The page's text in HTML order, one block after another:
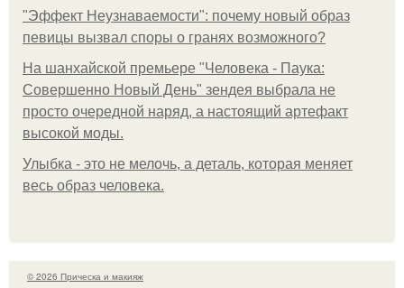
"Эффект Неузнаваемости": почему новый образ
певицы вызвал споры о гранях возможного?
На шанхайской премьере "Человека - Паука:
Совершенно Новый День" зендея выбрала не
просто очередной наряд, а настоящий артефакт
высокой моды.
Улыбка - это не мелочь, а деталь, которая меняет
весь образ человека.
© 2026 Прическа и макияж